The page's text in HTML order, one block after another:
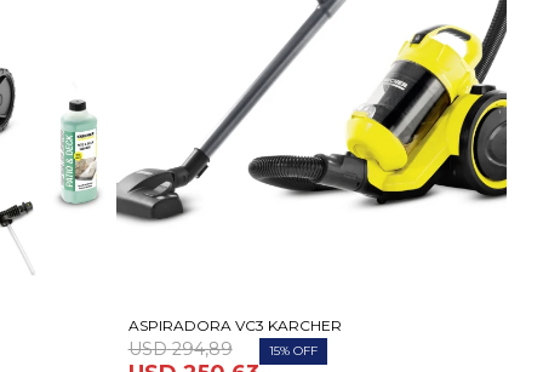
ASPIRADORA VC3 KARCHER
USD 294,89 15